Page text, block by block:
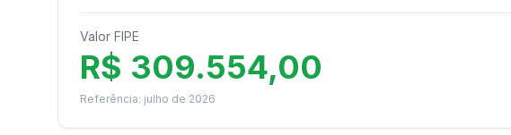
Valor FIPE
R$ 309.554,00
Referência: julho de 2026